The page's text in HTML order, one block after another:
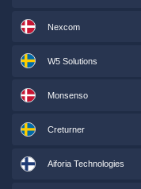
Nexcom
W5 Solutions
Monsenso
Creturner
Aiforia Technologies